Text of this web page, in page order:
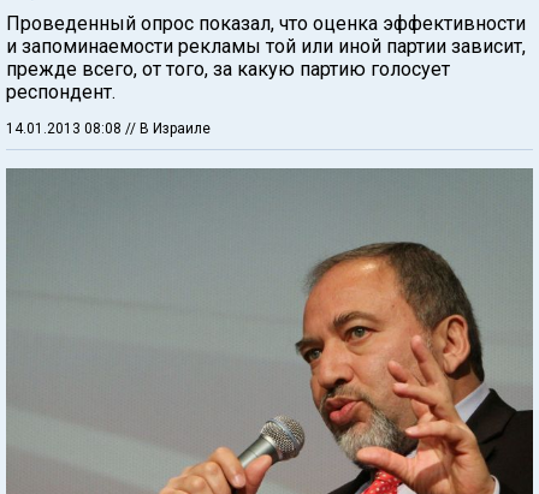
Проведенный опрос показал, что оценка эффективности
и запоминаемости рекламы той или иной партии зависит,
прежде всего, от того, за какую партию голосует
респондент.
14.01.2013 08:08 // В Израиле